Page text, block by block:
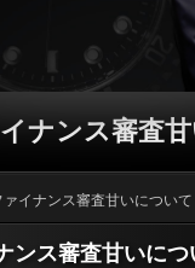
ナンス審査
ァイナンス審査甘いについて
ンス審査甘いにつ